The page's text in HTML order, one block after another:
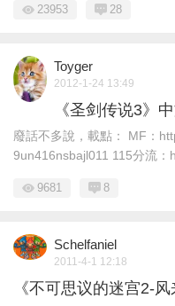
23953 28
Toyger
2012-1-24 13:49
《圣剑传说3》
廢話不多說，載點： MF：
9un416nsbajl011 115分流：
9681 8
Schelfaniel
2011-4-1 12:18
《不可思议的迷宫2-